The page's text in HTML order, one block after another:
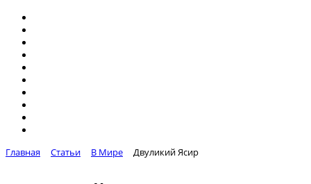
Главная Статьи В Мире Двуликий Ясир